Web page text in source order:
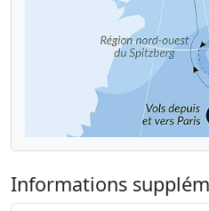
Informations